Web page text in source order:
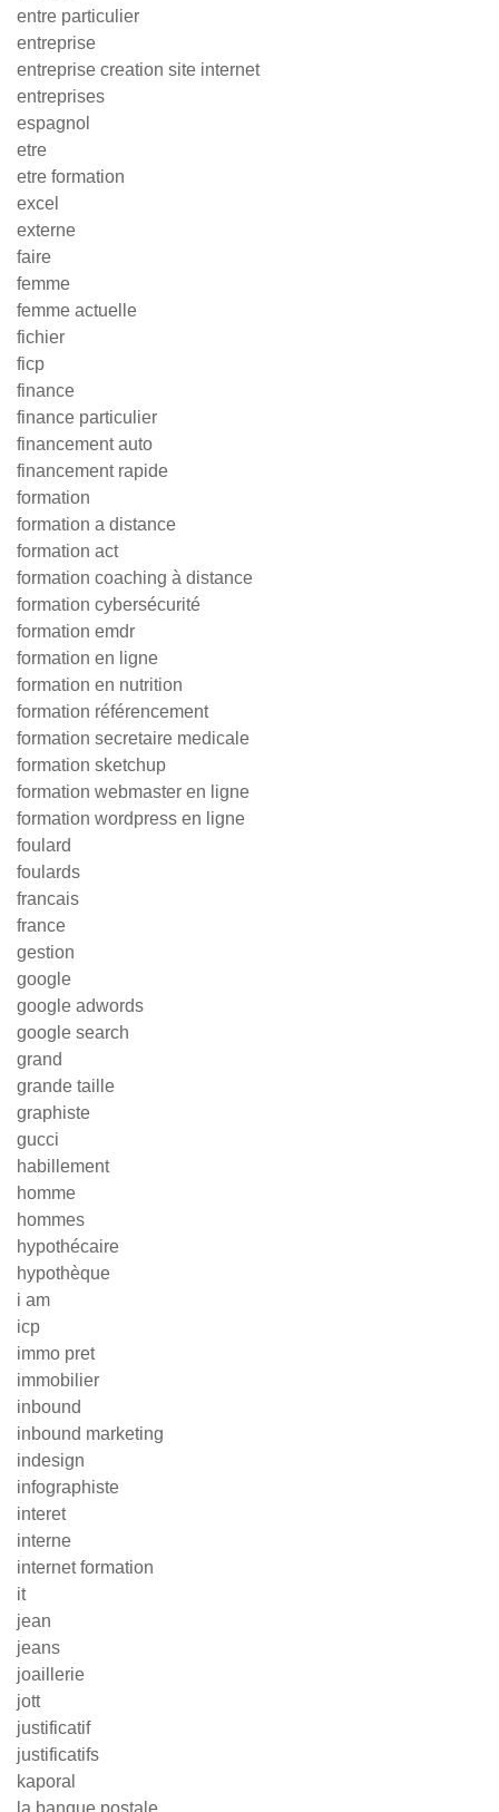
entre particulier
entreprise
entreprise creation site internet
entreprises
espagnol
etre
etre formation
excel
externe
faire
femme
femme actuelle
fichier
ficp
finance
finance particulier
financement auto
financement rapide
formation
formation a distance
formation act
formation coaching à distance
formation cybersécurité
formation emdr
formation en ligne
formation en nutrition
formation référencement
formation secretaire medicale
formation sketchup
formation webmaster en ligne
formation wordpress en ligne
foulard
foulards
francais
france
gestion
google
google adwords
google search
grand
grande taille
graphiste
gucci
habillement
homme
hommes
hypothécaire
hypothèque
i am
icp
immo pret
immobilier
inbound
inbound marketing
indesign
infographiste
interet
interne
internet formation
it
jean
jeans
joaillerie
jott
justificatif
justificatifs
kaporal
la banque postale